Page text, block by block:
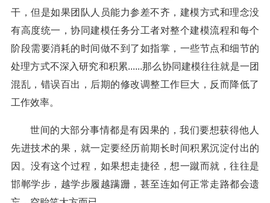
干，但是如果团队人员能力参差不齐，建模方式和理念没
有高度统一，协同建模任务分工者对整个建模流程和每个
阶段需要消耗的时间做不到了如指掌，一些节点和细节的
处理方式不深入研究和积累......那么协同建模往往就是一团
混乱，错误百出，后期的修改调整工作巨大，反而降低了
工作效率。
世间的大部分事情都是有因果的，我们要想获得他人
先进技术的果，就一定要经历前期长时间积累沉淀付出的
因。没有这个过程，如果想走捷径，想一蹴而就，往往是
邯郸学步，越学步履越蹒跚，甚至连如何正常走路都会遗